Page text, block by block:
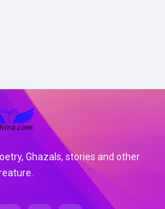
Ghazals, stories and other